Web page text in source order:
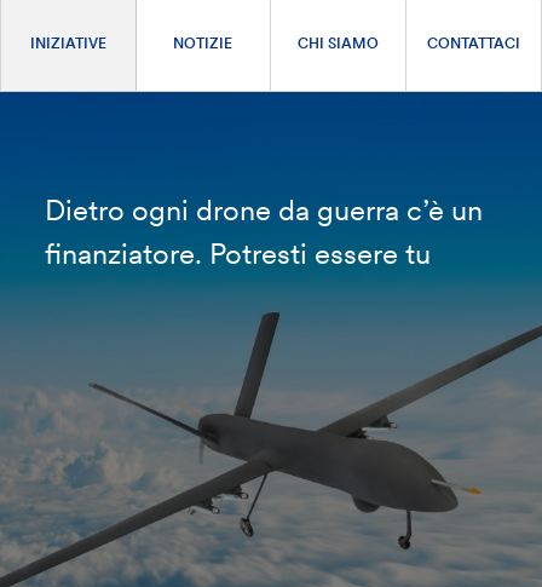
INIZIATIVE NOTIZIE CHI SIAMO CONTATTACI
Dietro ogni drone da guerra c’è un
finanziatore. Potresti essere tu